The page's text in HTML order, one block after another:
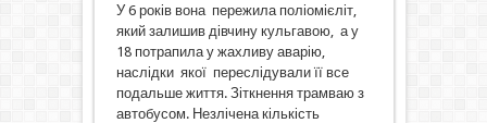
У 6 років вона пережила поліомієліт,
який залишив дівчину кульгавою, а у
18 потрапила у жахливу аварію,
наслідки якої переслідували її все
подальше життя. Зіткнення трамваю з
автобусом. Незлічена кількість